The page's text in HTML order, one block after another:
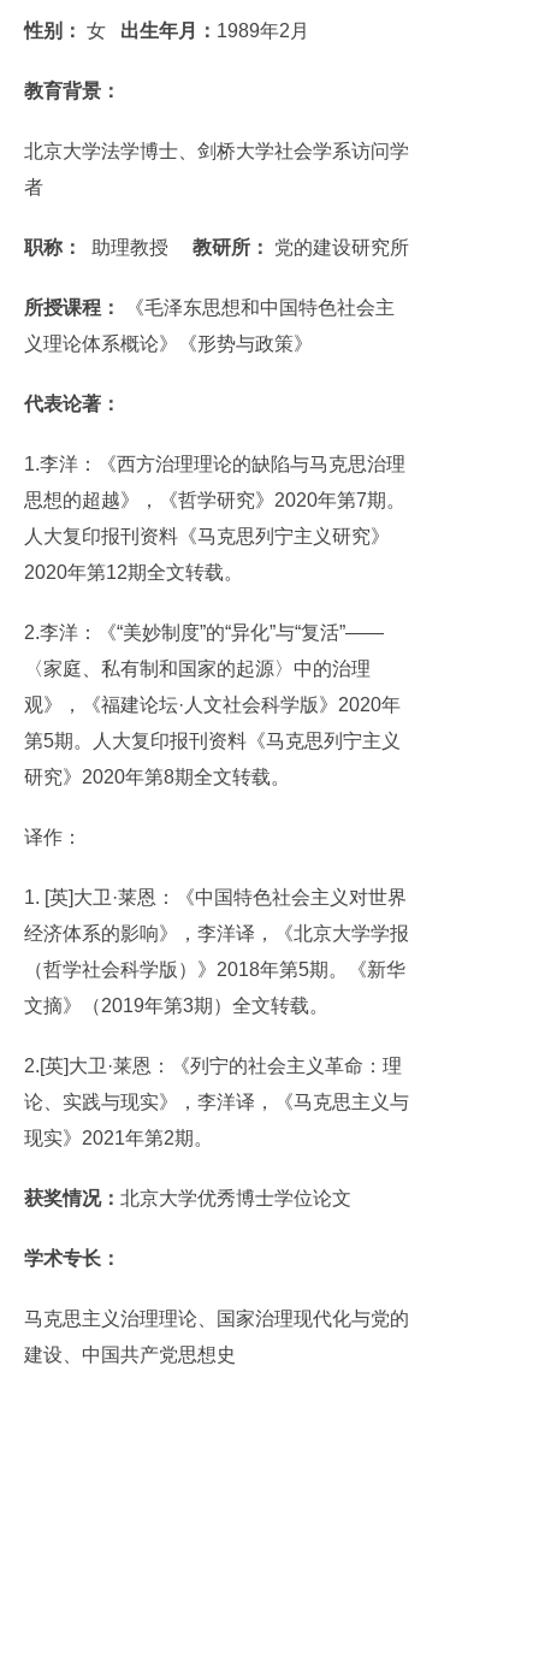
性别： 女 出生年月： 1989年2月
教育背景：
北京大学法学博士、剑桥大学社会学系访问学
者
职称： 助理教授 教研所： 党的建设研究所
所授课程：
《毛泽东思想和中国特色社会主
义理论体系概论》《形势与政策》
代表论著：
1.李洋：《西方治理理论的缺陷与马克思治理
思想的超越》，《哲学研究》2020年第7期。
人大复印报刊资料《马克思列宁主义研究》
2020年第12期全文转载。
2.李洋：《“美妙制度”的“异化”与“复活”——
〈家庭、私有制和国家的起源〉中的治理
观》，《福建论坛·人文社会科学版》2020年
第5期。人大复印报刊资料《马克思列宁主义
研究》2020年第8期全文转载。
译作：
1. [英]大卫·莱恩：《中国特色社会主义对世界
经济体系的影响》，李洋译，《北京大学学报
（哲学社会科学版）》2018年第5期。《新华
文摘》（2019年第3期）全文转载。
2.[英]大卫·莱恩：《列宁的社会主义革命：理
论、实践与现实》，李洋译，《马克思主义与
现实》2021年第2期。
获奖情况： 北京大学优秀博士学位论文
学术专长：
马克思主义治理理论、国家治理现代化与党的
建设、中国共产党思想史